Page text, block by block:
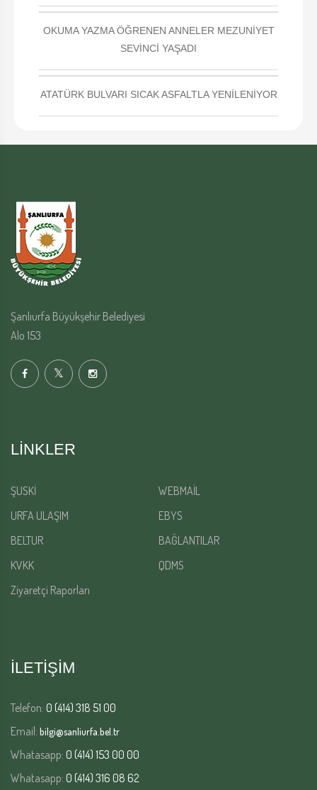
OKUMA YAZMA ÖĞRENEN ANNELER MEZUNİYET
SEVİNCİ YAŞADI
ATATÜRK BULVARI SICAK ASFALTLA YENİLENİYOR
Şanlıurfa Büyükşehir Belediyesi
Alo 153
LINKLER
ŞUSKİ
WEBMAİL
URFA ULAŞIM
EBYS
BELTUR
BAĞLANTILAR
KVKK
QDMS
Ziyaretçi Raporları
İLETİŞİM
Telefon: 0 (414) 318 51 00
Email: bilgi@sanliurfa.bel.tr
Whatasapp: 0 (414) 153 00 00
Whatasapp: 0 (414) 316 08 62